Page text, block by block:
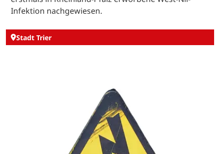
Infektion nachgewiesen.
Stadt Trier